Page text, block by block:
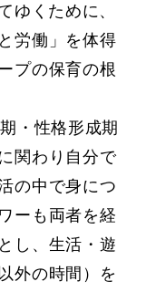
ゆくために、
労働」を体得
プの保育の根
・性格形成期
関わり自分で
の中で身につ
ーも両者を経
し、生活・遊
外の時間）を